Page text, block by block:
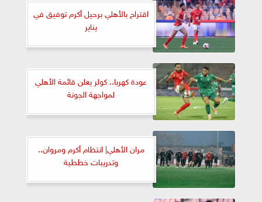
اقتراح بالأهلي برحيل أكرم توفيق في
يناير
عودة كهربا.. كولر يعلن قائمة الأهلي
لمواجهة الجونة
مران الأهلي| انتظام أكرم ومروان..
وتدريبات خططية